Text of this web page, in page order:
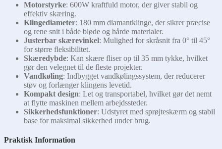
Motorstyrke: 600W kraftfuld motor, der giver stabil og
effektiv skæring.
Klingediameter: 180 mm diamantklinge, der sikrer præcise
og rene snit i både bløde og hårde materialer.
Justerbar skærevinkel: Mulighed for skråsnit fra 0° til 45°
for større fleksibilitet.
Skæredybde: Kan skære fliser op til 35 mm tykke, hvilket
gør den velegnet til de fleste projekter.
Vandkøling: Indbygget vandkølingssystem, der reducerer
støv og forlænger klingens levetid.
Kompakt design: Let og transportabel, hvilket gør det nemt
at flytte maskinen mellem arbejdssteder.
Sikkerhedsfunktioner: Udstyret med sprøjteskærm og stabil
base for maksimal sikkerhed under brug.
Praktisk Information